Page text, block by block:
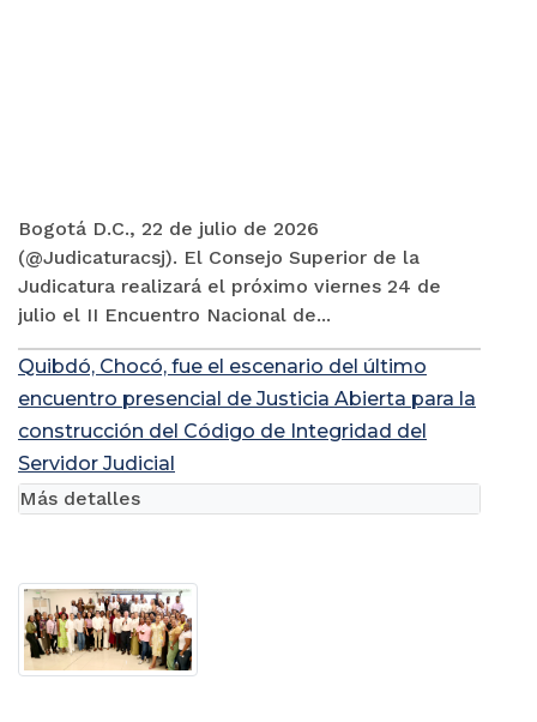
Bogotá D.C., 22 de julio de 2026
(@Judicaturacsj). El Consejo Superior de la
Judicatura realizará el próximo viernes 24 de
julio el II Encuentro Nacional de...
Quibdó, Chocó, fue el escenario del último
encuentro presencial de Justicia Abierta para la
construcción del Código de Integridad del
Servidor Judicial
Más detalles